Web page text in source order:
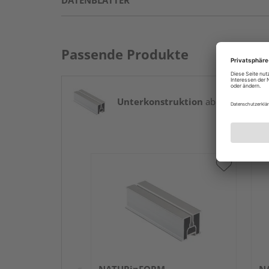
Passende Produkte
Unterkonstruktion ab 16,08 € /